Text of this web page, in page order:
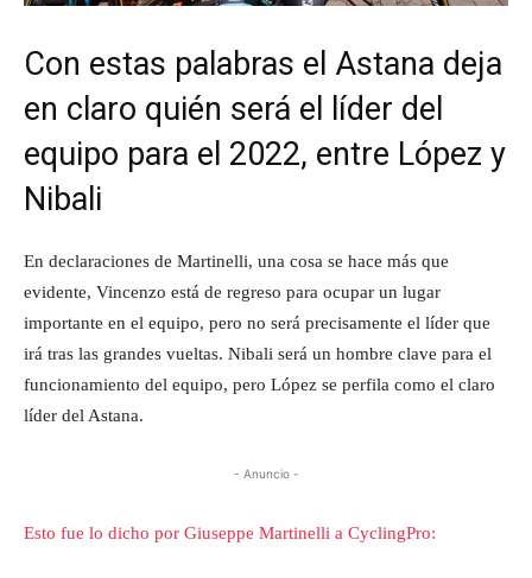
Con estas palabras el Astana deja
en claro quién será el líder del
equipo para el 2022, entre López y
Nibali
En declaraciones de Martinelli, una cosa se hace más que
evidente, Vincenzo está de regreso para ocupar un lugar
importante en el equipo, pero no será precisamente el líder que
irá tras las grandes vueltas. Nibali será un hombre clave para el
funcionamiento del equipo, pero López se perfila como el claro
líder del Astana.
- Anuncio -
Esto fue lo dicho por Giuseppe Martinelli a CyclingPro: